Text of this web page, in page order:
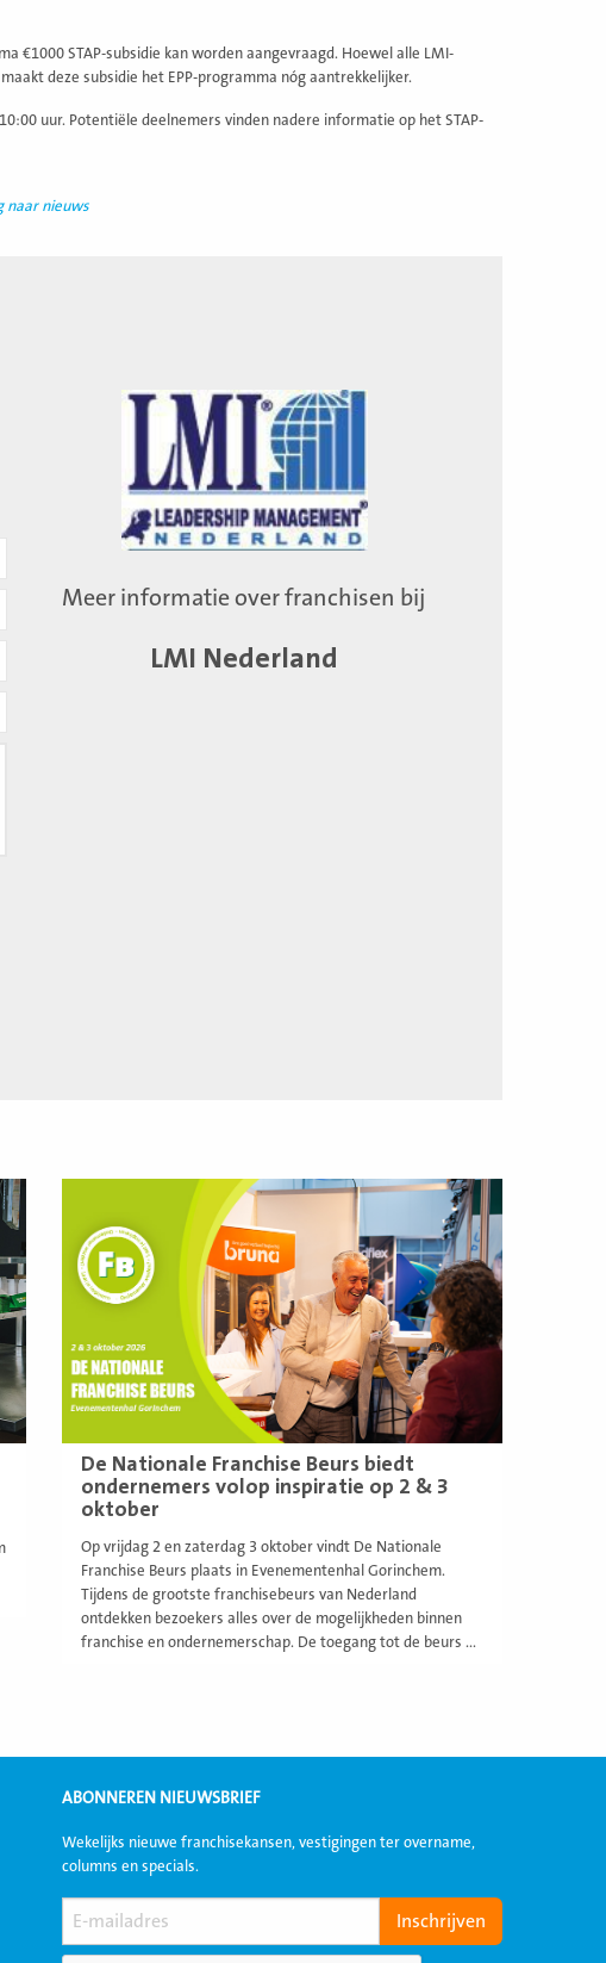
€1000 STAP-subsidie kan worden aangevraagd. Hoewel alle LMI-
deze subsidie het EPP-programma nóg aantrekkelijker.
uur. Potentiële deelnemers vinden nadere informatie op het STAP-
naar nieuws
Meer informatie over franchisen bij
LMI Nederland
De Nationale Franchise Beurs biedt
ondernemers volop inspiratie op 2 & 3
oktober
Op vrijdag 2 en zaterdag 3 oktober vindt De Nationale
Franchise Beurs plaats in Evenementenhal Gorinchem.
Tijdens de grootste franchisebeurs van Nederland
ontdekken bezoekers alles over de mogelijkheden binnen
franchise en ondernemerschap. De toegang tot de beurs ...
ABONNEREN NIEUWSBRIEF
Wekelijks nieuwe franchisekansen, vestigingen ter overname,
columns en specials.